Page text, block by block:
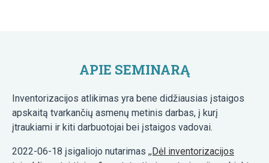
APIE SEMINARĄ
Inventorizacijos atlikimas yra bene didžiausias įstaigos
apskaitą tvarkančių asmenų metinis darbas, į kurį
įtraukiami ir kiti darbuotojai bei įstaigos vadovai.
2022-06-18 įsigaliojo nutarimas ,,Dėl inventorizacijos